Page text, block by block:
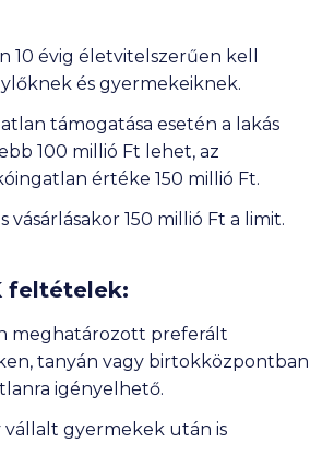
10 évig életvitelszerűen kell
és gyermekeiknek.
támogatása esetén a lakás
100 millió Ft lehet, az
értéke 150 millió Ft.
vásárlásakor 150 millió Ft a limit.
feltételek:
meghatározott preferált
tanyán vagy birtokközpontban
igényelhető.
vállalt gyermekek után is